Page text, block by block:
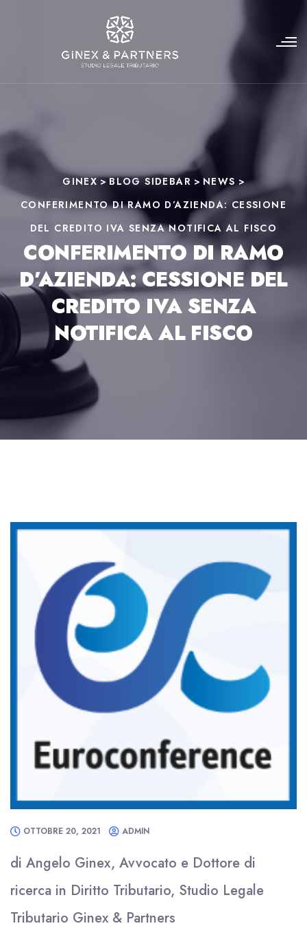
GINEX>BLOG SIDEBAR > NEWS >
CONFERIMENTO DI RAMO D’AZIENDA: CESSIONE
DEL CREDITO IVA SENZA NOTIFICA AL FISCO
CONFERIMENTO DI RAMO
D’AZIENDA: CESSIONE DEL
CREDITO IVA SENZA
NOTIFICA AL FISCO
OTTOBRE 20, 2021 ADMIN
di Angelo Ginex, Avvocato e Dottore di
ricerca in Diritto Tributario, Studio Legale
Tributario Ginex & Partners